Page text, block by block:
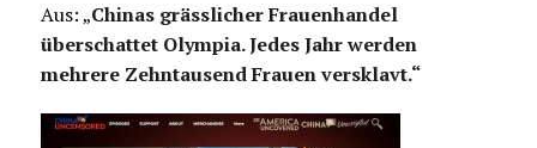
Aus: „Chinas grässlicher Frauenhandel
überschattet Olympia. Jedes Jahr werden
mehrere Zehntausend Frauen versklavt.“